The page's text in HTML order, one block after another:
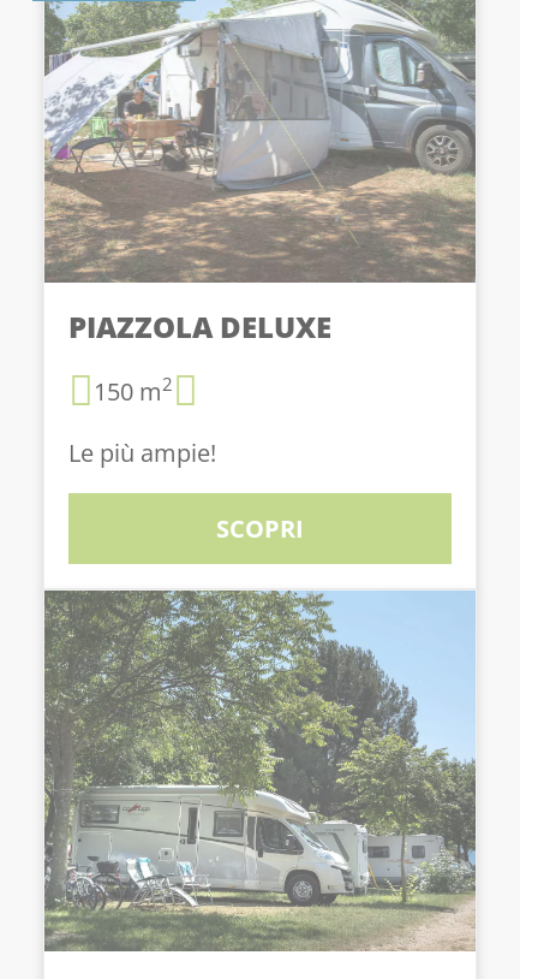
PIAZZOLA DELUXE
150 m2
Le più ampie!
SCOPRI